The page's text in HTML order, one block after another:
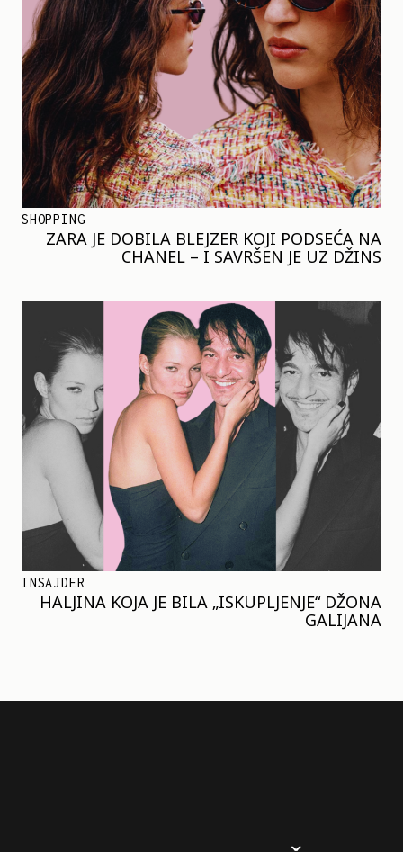
SHOPPING
ZARA JE DOBILA BLEJZER KOJI PODSEĆA NA
CHANEL – I SAVRŠEN JE UZ DŽINS
INSAJDER
HALJINA KOJA JE BILA „ISKUPLJENJE“ DŽONA
GALIJANA